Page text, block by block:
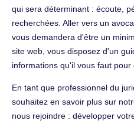
qui sera déterminant : écoute,
recherchées. Aller vers un
vous demandera d'être un
site web, vous disposez d'un
informations qu'il vous faut pour
En tant que professionnel du
souhaitez en savoir plus sur
nous rejoindre : développer